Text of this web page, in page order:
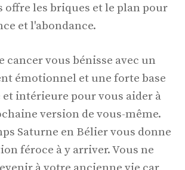
offre les briques et le plan pour
et l'abondance.
cancer vous bénisse avec un
émotionnel et une forte base
intérieure pour vous aider à
version de vous-même.
Saturne en Bélier vous donne
féroce à y arriver. Vous ne